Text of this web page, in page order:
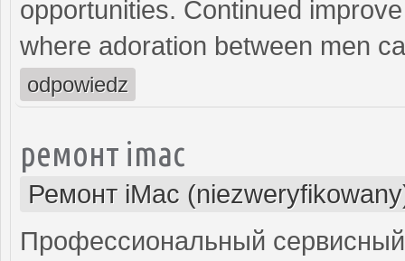
opportunities. Continued
where adoration between men
odpowiedz
ремонт imac
Ремонт iMac
Профессиональный